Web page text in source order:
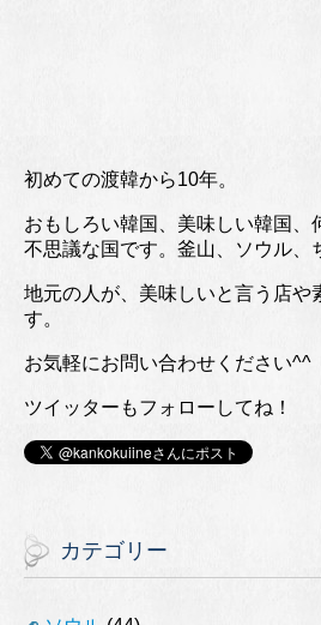
初めての渡韓から10年。
おもしろい韓国、美味しい韓国、
不思議な国です。釜山、ソウル、
地元の人が、美味しいと言う店や
す。
お気軽にお問い合わせください^^
ツイッターもフォローしてね！
カテゴリー